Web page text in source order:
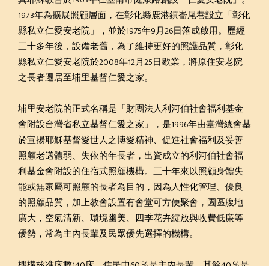
1973年為擴展照顧層面，在彰化縣鹿港鎮崙尾巷設立「彰化
縣私立仁愛安老院」，並於1975年9月26日落成啟用。歷經
三十多年後，設備老舊，為了維持更好的照護品質，彰化
縣私立仁愛安老院於2008年12月25日歇業，將原住安老院
之長者遷居至埔里基督仁愛之家。
埔里安老院的正式名稱是「財團法人利河伯社會福利基金
會附設台灣省私立基督仁愛之家」，是1996年由臺灣總會基
於宣揚耶穌基督愛世人之博愛精神、促進社會福利及妥善
照顧老邁體弱、失依的年長者，出資成立的利河伯社會福
利基金會附設的住宿式照顧機構。三十年來以照顧身體失
能或無家屬可照顧的長者為目的，因為人性化管理、優良
的照顧品質，加上教會設置有會堂可方便聚會，園區腹地
廣大，空氣清新、環境幽美、四季花卉綻放與收費低廉等
優勢，常為主內長輩及民眾優先選擇的機構。